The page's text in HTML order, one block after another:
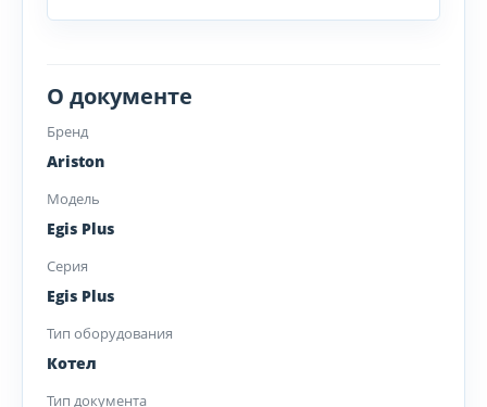
О документе
Бренд
Ariston
Модель
Egis Plus
Серия
Egis Plus
Тип оборудования
Котел
Тип документа